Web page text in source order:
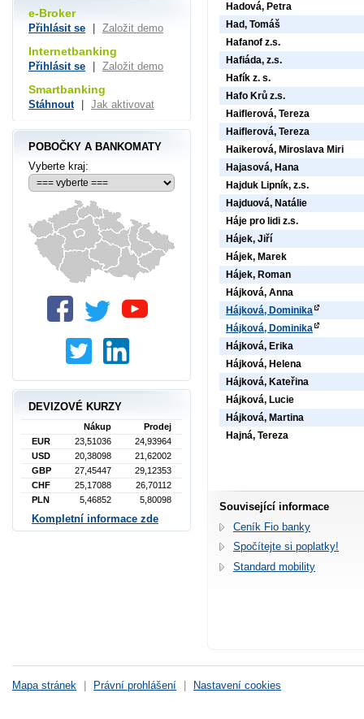
Hadová, Petra
Had, Tomáš
Hafanof z.s.
Hafiáda, z.s.
Hafík z. s.
Hafo Krů z.s.
Haiflerová, Tereza
Haiflerová, Tereza
Haikerová, Miroslava Miri
Hajasová, Hana
Hajduk Lipník, z.s.
Hajduová, Natálie
Háje pro lidi z.s.
Hájek, Jiří
Hájek, Marek
Hájek, Roman
Hájková, Anna
Hájková, Dominika
Hájková, Dominika
Hájková, Erika
Hájková, Helena
Hájková, Kateřina
Hájková, Lucie
Hájková, Martina
Hajná, Tereza
Související informace
Ceník Fio banky
Spočítejte si poplatky!
Standard mobility
e-Broker
Přihlásit se Založit demo
Internetbanking
Přihlásit se Založit demo
Smartbanking
Stáhnout Jak aktivovat
POBOČKY A BANKOMATY
Vyberte kraj:
DEVIZOVÉ KURZY
Nákup
Prodej
EUR
23,51036
24,93964
USD
20,38098
21,62002
GBP
27,45447
29,12353
CHF
25,17088
26,70112
PLN
5,46852 5,80098
Kompletní informace zde
Mapa stránek Právní prohlášení Nastavení cookies